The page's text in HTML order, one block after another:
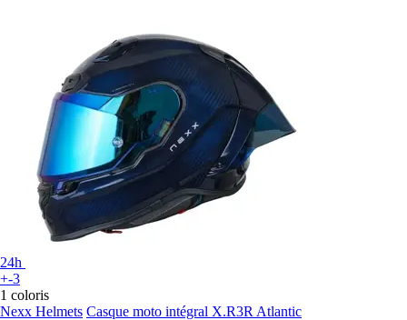
24h
+-3
1 coloris
Nexx Helmets Casque moto intégral X.R3R Atlantic